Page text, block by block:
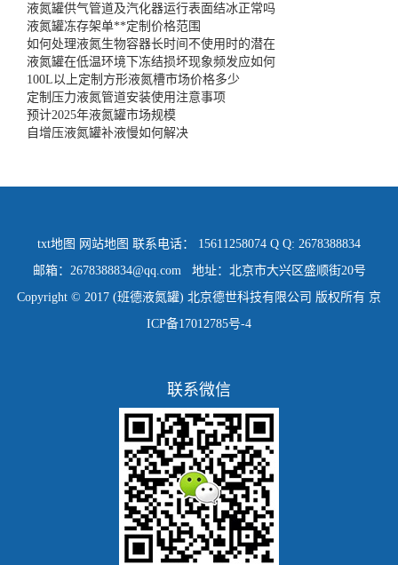
液氮罐供气管道及汽化器运行表面结冰正常吗
液氮罐冻存架单**定制价格范围
如何处理液氮生物容器长时间不使用时的潜在
液氮罐在低温环境下冻结损坏现象频发应如何
100L以上定制方形液氮槽市场价格多少
定制压力液氮管道安装使用注意事项
预计2025年液氮罐市场规模
自增压液氮罐补液慢如何解决
txt地图 网站地图 联系电话： 15611258074 Q Q: 2678388834
邮箱：2678388834@qq.com 地址：北京市大兴区盛顺街20号
Copyright © 2017 (班德液氮罐) 北京德世科技有限公司 版权所有 京
ICP备17012785号-4
联系微信